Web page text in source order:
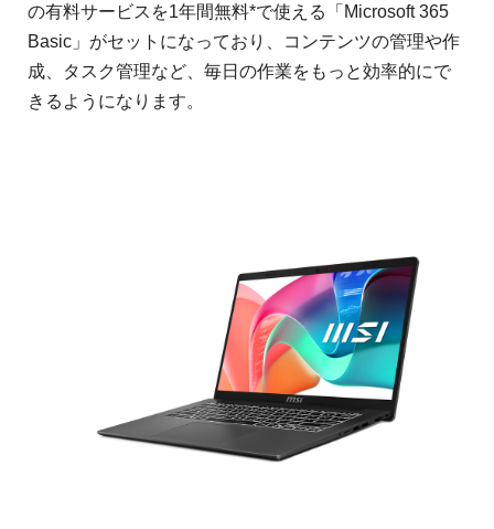
の有料サービスを1年間無料*で使える「Microsoft 365
Basic」がセットになっており、コンテンツの管理や作
成、タスク管理など、毎日の作業をもっと効率的にで
きるようになります。